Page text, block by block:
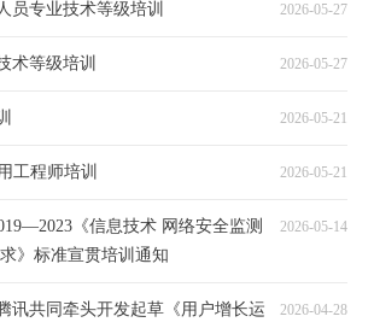
员专业技术等级培训 2026-05-27
术等级培训 2026-05-27
2026-05-21
工程师培训 2026-05-21
《信息技术 网络安全监测
》标准宣贯培训通知
2026-05-14
讯共同牵头开发起草《用户增长运
2026-04-28